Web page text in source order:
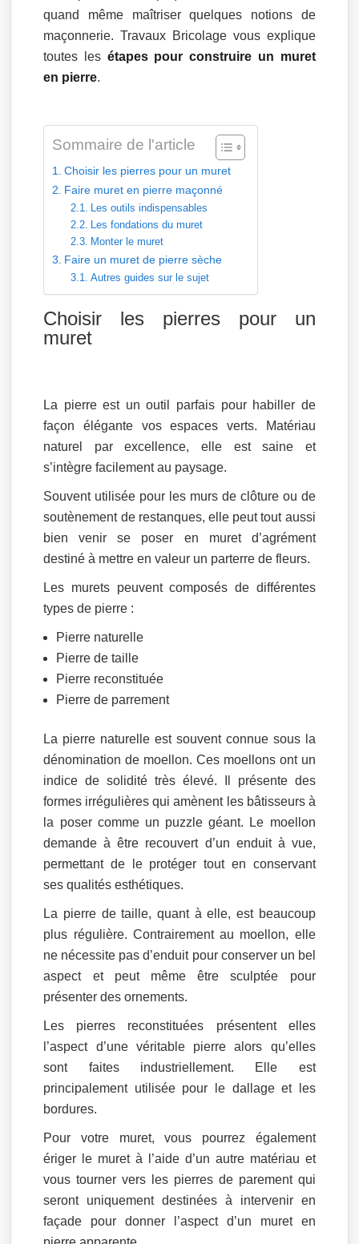
quand même maîtriser quelques notions de
maçonnerie. Travaux Bricolage vous explique
toutes les étapes pour construire un muret
en pierre.
Sommaire de l'article
Choisir les pierres pour un muret
Faire muret en pierre maçonné
Les outils indispensables
Les fondations du muret
Monter le muret
Faire un muret de pierre sèche
Autres guides sur le sujet
Choisir les pierres pour un
muret
La pierre est un outil parfais pour habiller de
façon élégante vos espaces verts. Matériau
naturel par excellence, elle est saine et
s’intègre facilement au paysage.
Souvent utilisée pour les murs de clôture ou de
soutènement de restanques, elle peut tout aussi
bien venir se poser en muret d’agrément
destiné à mettre en valeur un parterre de fleurs.
Les murets peuvent composés de différentes
types de pierre :
Pierre naturelle
Pierre de taille
Pierre reconstituée
Pierre de parrement
La pierre naturelle est souvent connue sous la
dénomination de moellon. Ces moellons ont un
indice de solidité très élevé. Il présente des
formes irrégulières qui amènent les bâtisseurs à
la poser comme un puzzle géant. Le moellon
demande à être recouvert d’un enduit à vue,
permettant de le protéger tout en conservant
ses qualités esthétiques.
La pierre de taille, quant à elle, est beaucoup
plus régulière. Contrairement au moellon, elle
ne nécessite pas d’enduit pour conserver un bel
aspect et peut même être sculptée pour
présenter des ornements.
Les pierres reconstituées présentent elles
l’aspect d’une véritable pierre alors qu’elles
sont faites industriellement. Elle est
principalement utilisée pour le dallage et les
bordures.
Pour votre muret, vous pourrez également
ériger le muret à l’aide d’un autre matériau et
vous tourner vers les pierres de parement qui
seront uniquement destinées à intervenir en
façade pour donner l’aspect d’un muret en